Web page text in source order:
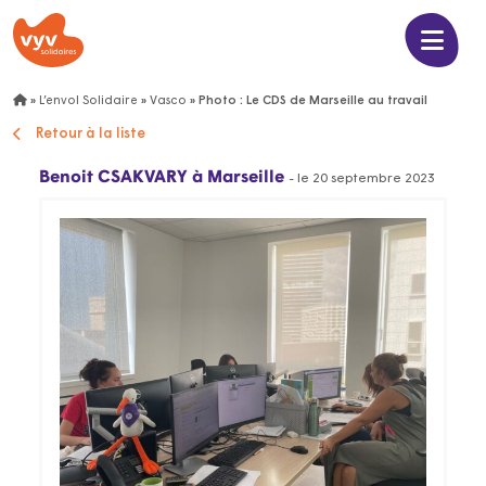
» L’envol Solidaire » Vasco » Photo : Le CDS de Marseille au travail
Retour à la liste
Benoit CSAKVARYà Marseille - le 20 septembre 2023